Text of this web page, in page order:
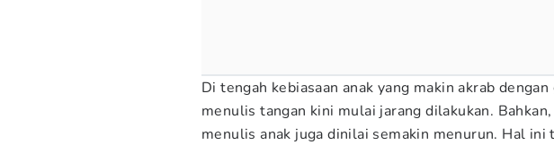
Di tengah kebiasaan anak yang makin akrab
menulis tangan kini mulai jarang dilakukan.
menulis anak juga dinilai semakin menurun. Hal ini